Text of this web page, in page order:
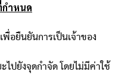
ำหนด
อยืนยันการเป็นเจ้าของ
ไปยังจุดกำจัด โดยไม่มีค่าใช้